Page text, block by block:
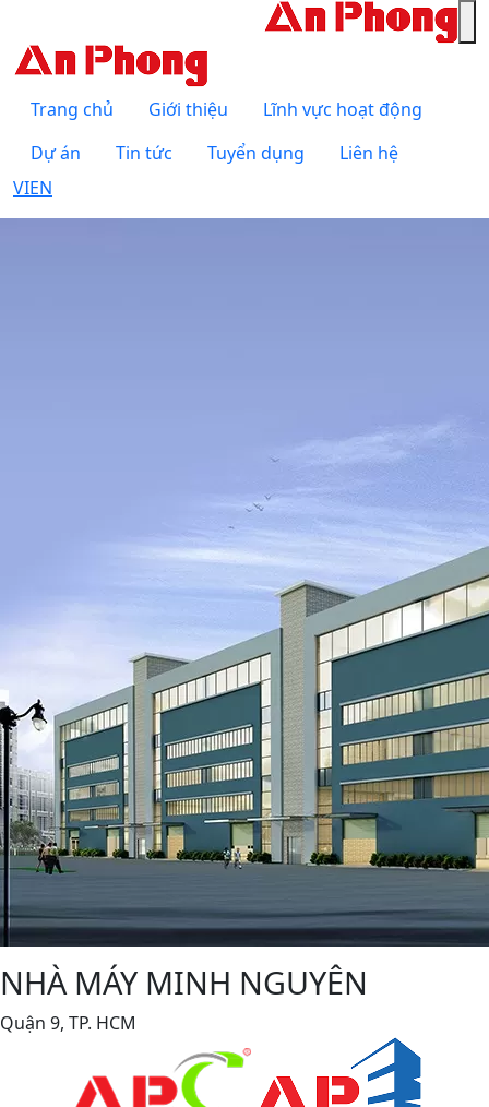
Trang chủ Giới thiệu
Lĩnh vực hoạt động
Dự án
Tin tức Tuyển dụng
Liên hệ
VIEN
NHÀ MÁY MINH NGUYÊN
Quận 9, TP. HCM